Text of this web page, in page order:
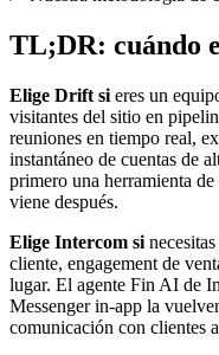
TL;DR: cuándo
Elige Drift si eres un
visitantes del sitio en
reuniones en tiempo real,
instantáneo de cuentas de
primero una herramienta
viene después.
Elige Intercom si
cliente, engagement de
lugar. El agente Fin AI de
Messenger in-app la
comunicación con clientes